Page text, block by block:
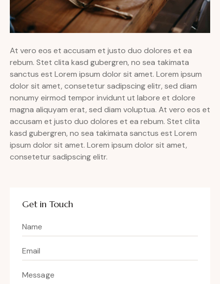
At vero eos et accusam et justo duo dolores et ea
rebum. Stet clita kasd gubergren, no sea takimata
sanctus est Lorem ipsum dolor sit amet. Lorem ipsum
dolor sit amet, consetetur sadipscing elitr, sed diam
nonumy eirmod tempor invidunt ut labore et dolore
magna aliquyam erat, sed diam voluptua. At vero eos et
accusam et justo duo dolores et ea rebum. Stet clita
kasd gubergren, no sea takimata sanctus est Lorem
ipsum dolor sit amet. Lorem ipsum dolor sit amet,
consetetur sadipscing elitr.
Get in Touch